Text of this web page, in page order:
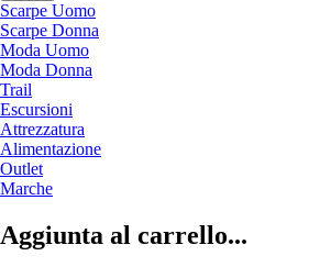
Scarpe Uomo
Scarpe Donna
Moda Uomo
Moda Donna
Trail
Escursioni
Attrezzatura
Alimentazione
Outlet
Marche
Aggiunta al carrello...